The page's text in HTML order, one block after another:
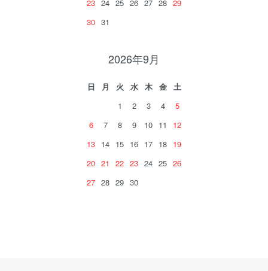
23 24 25 26 27 28 29
30 31
2026年9月
日 月 火 水 木 金
土
1
2 3 4
5
6
7 8 9 10 11
12
13 14 15 16 17 18 19
20 21 22 23 24 25 26
27 28 29 30